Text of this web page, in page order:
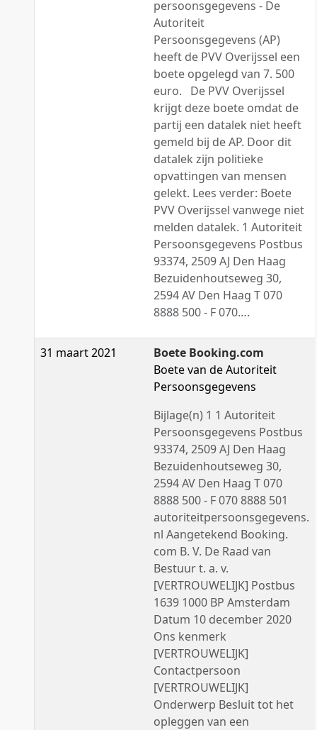
persoonsgegevens - De
Autoriteit
Persoonsgegevens (AP)
heeft de PVV Overijssel een
boete opgelegd van 7. 500
euro. De PVV Overijssel
krijgt deze boete omdat de
partij een datalek niet heeft
gemeld bij de AP. Door dit
datalek zijn politieke
opvattingen van mensen
gelekt. Lees verder: Boete
PVV Overijssel vanwege niet
melden datalek. 1 Autoriteit
Persoonsgegevens Postbus
93374, 2509 AJ Den Haag
Bezuidenhoutseweg 30,
2594 AV Den Haag T 070
8888 500 - F 070….
31 maart 2021
Boete Booking.com
Boete van de Autoriteit
Persoonsgegevens
Bijlage(n) 1 1 Autoriteit
Persoonsgegevens Postbus
93374, 2509 AJ Den Haag
Bezuidenhoutseweg 30,
2594 AV Den Haag T 070
8888 500 - F 070 8888 501
autoriteitpersoonsgegevens.
nl Aangetekend Booking.
com B. V. De Raad van
Bestuur t. a. v.
[VERTROUWELIJK] Postbus
1639 1000 BP Amsterdam
Datum 10 december 2020
Ons kenmerk
[VERTROUWELIJK]
Contactpersoon
[VERTROUWELIJK]
Onderwerp Besluit tot het
opleggen van een